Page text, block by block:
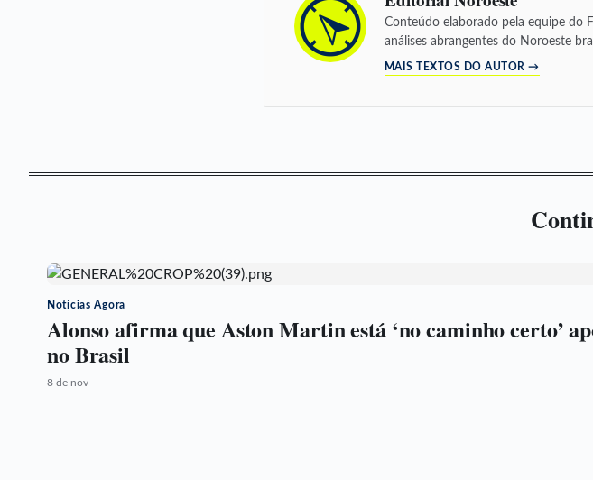
Conteúdo elaborado pela equipe do
análises abrangentes do Noroeste
MAIS TEXTOS DO AUTOR →
Notícias Agora
Alonso afirma que Aston Martin está ‘no caminho certo’
no Brasil
8 de nov